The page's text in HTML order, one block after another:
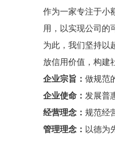
作为一家专注于小
用，以实现公司的
为此，我们坚持以
放信用价值，构建
企业宗旨： 做规范
企业使命： 发展普
经营理念： 规范经
管理理念： 以德为